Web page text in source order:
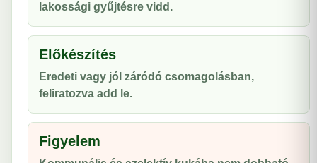
lakossági gyűjtésre vidd.
Előkészítés
Eredeti vagy jól záródó csomagolásban,
feliratozva add le.
Figyelem